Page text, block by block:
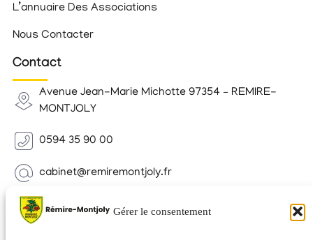
Gérer le consentement
L’annuaire Des Associations
Nous Contacter
Contact
Avenue Jean-Marie Michotte 97354 – REMIRE-
MONTJOLY
0594 35 90 00
cabinet@remiremontjoly.fr
Newsletter